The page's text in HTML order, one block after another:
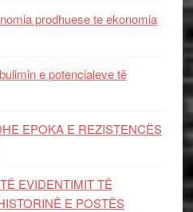
prodhuese te ekonomia
e potencialeve të
EPOKA E REZISTENCЁS
EVIDENTIMIT TË
E POSTËS